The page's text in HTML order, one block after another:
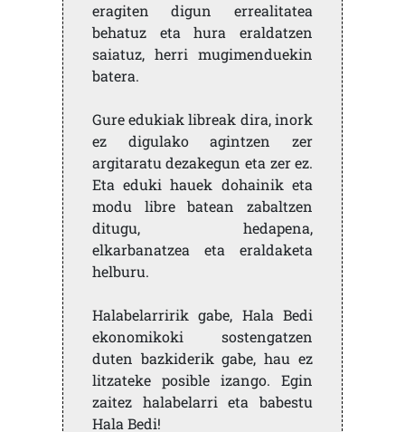
eragiten digun errealitatea
behatuz eta hura eraldatzen
saiatuz, herri mugimenduekin
batera.
Gure edukiak libreak dira, inork
ez digulako agintzen zer
argitaratu dezakegun eta zer ez.
Eta eduki hauek dohainik eta
modu libre batean zabaltzen
ditugu, hedapena,
elkarbanatzea eta eraldaketa
helburu.
Halabelarririk gabe, Hala Bedi
ekonomikoki sostengatzen
duten bazkiderik gabe, hau ez
litzateke posible izango. Egin
zaitez halabelarri eta babestu
Hala Bedi!